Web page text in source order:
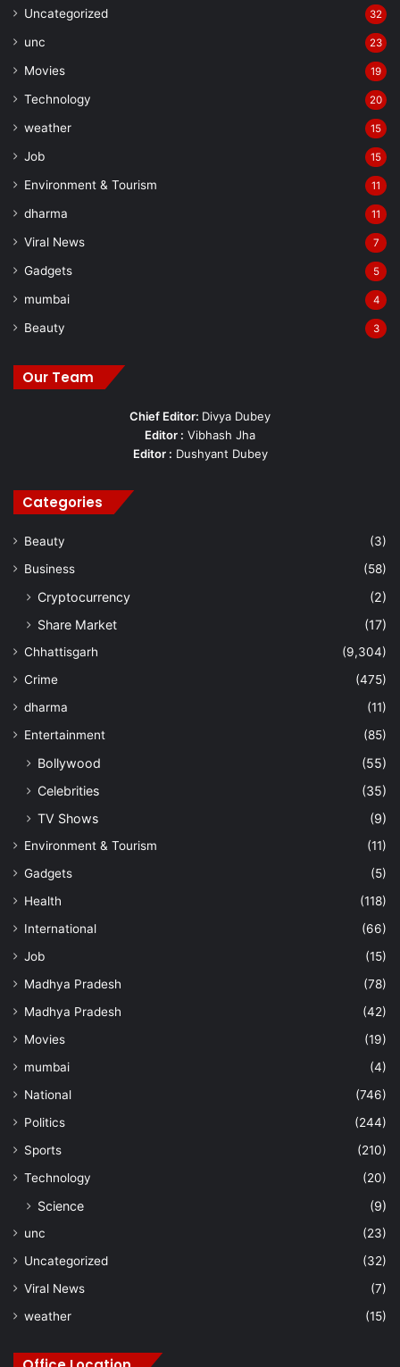
Uncategorized 32
unc 23
Movies 19
Technology 20
weather 15
Job 15
Environment & Tourism 11
dharma 11
Viral News 7
Gadgets 5
mumbai 4
Beauty 3
Our Team
Chief Editor: Divya Dubey
Editor : Vibhash Jha
Editor : Dushyant Dubey
Categories
Beauty
(3)
Business
(58)
Cryptocurrency
(2)
Share Market
(17)
Chhattisgarh
(9,304)
Crime
(475)
dharma
(11)
Entertainment
(85)
Bollywood
(55)
Celebrities
(35)
TV Shows
(9)
Environment & Tourism
(11)
Gadgets
(5)
Health
(118)
International
(66)
Job
(15)
Madhya Pradesh
(78)
Madhya Pradesh
(42)
Movies
(19)
mumbai
(4)
National
(746)
Politics
(244)
Sports
(210)
Technology
(20)
Science (9)
unc
(23)
Uncategorized
(32)
Viral News
(7)
weather
(15)